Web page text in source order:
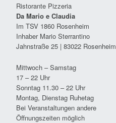
Ristorante Pizzeria
Da Mario e Claudia
Im TSV 1860 Rosenheim
Inhaber Mario Sterrantino
Jahnstraße 25 | 83022 Rosenheim
Mittwoch – Samstag
17 – 22 Uhr
Sonntag 11.30 – 22 Uhr
Montag, Dienstag Ruhetag
Bei Veranstaltungen andere
Öffnungszeiten möglich